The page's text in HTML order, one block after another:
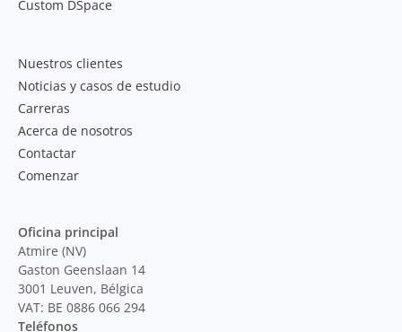
Custom DSpace
Nuestros clientes
Noticias y casos de estudio
Carreras
Acerca de nosotros
Contactar
Comenzar
Oficina principal
Atmire (NV)
Gaston Geenslaan 14
3001 Leuven, Bélgica
VAT: BE 0886 066 294
Teléfonos